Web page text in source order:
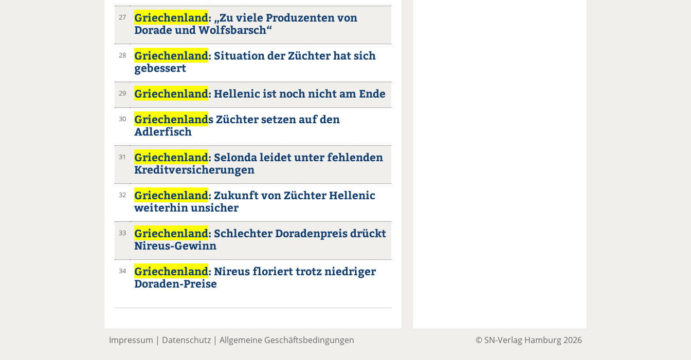
27 Griechenland: „Zu viele Produzenten von
Dorade und Wolfsbarsch“
28 Griechenland: Situation der Züchter hat sich
gebessert
29 Griechenland: Hellenic ist noch nicht am Ende
30 Griechenlands Züchter setzen auf den
Adlerfisch
31 Griechenland: Selonda leidet unter fehlenden
Kreditversicherungen
32 Griechenland: Zukunft von Züchter Hellenic
weiterhin unsicher
33 Griechenland: Schlechter Doradenpreis drückt
Nireus-Gewinn
34 Griechenland: Nireus floriert trotz niedriger
Doraden-Preise
Impressum | Datenschutz | Allgemeine Geschäftsbedingungen © SN-Verlag Hamburg 2026